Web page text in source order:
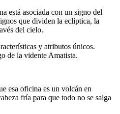
está asociada con un signo del
que dividen la eclíptica, la
del cielo.
y atributos únicos.
de la vidente Amatista.
esa oficina es un volcán en
fría para que todo no se salga